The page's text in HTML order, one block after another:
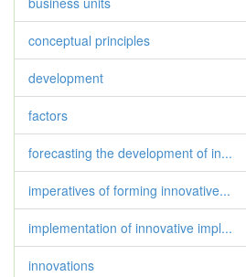
conceptual principles
development
factors
forecasting the development of in...
imperatives of forming innovative...
implementation of innovative impl...
innovations